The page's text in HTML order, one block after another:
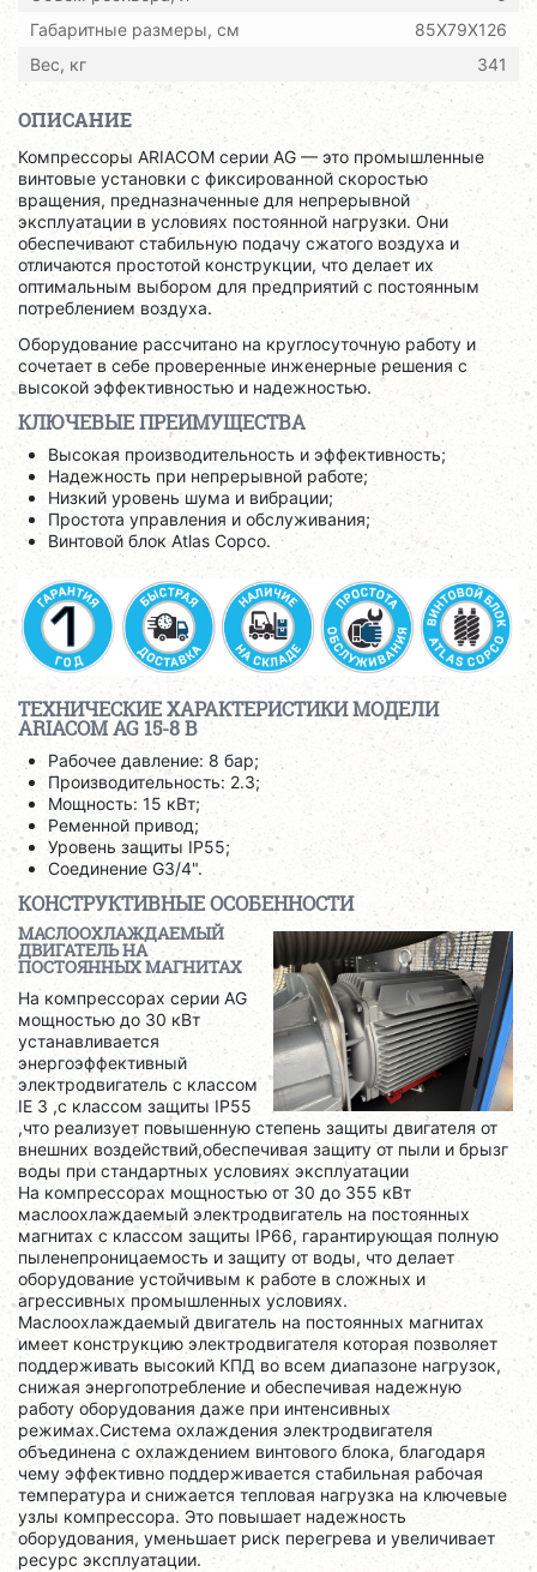
Габаритные размеры, см
85X79X126
Вес, кг
341
ОПИСАНИЕ
Компрессоры ARIACOM серии AG — это промышленные
винтовые установки с фиксированной скоростью
вращения, предназначенные для непрерывной
эксплуатации в условиях постоянной нагрузки. Они
обеспечивают стабильную подачу сжатого воздуха и
отличаются простотой конструкции, что делает их
оптимальным выбором для предприятий с постоянным
потреблением воздуха.
Оборудование рассчитано на круглосуточную работу и
сочетает в себе проверенные инженерные решения с
высокой эффективностью и надежностью.
КЛЮЧЕВЫЕ ПРЕИМУЩЕСТВА
Высокая производительность и эффективность;
Надежность при непрерывной работе;
Низкий уровень шума и вибрации;
Простота управления и обслуживания;
Винтовой блок Atlas Copco.
ТЕХНИЧЕСКИЕ ХАРАКТЕРИСТИКИ МОДЕЛИ
ARIACOM AG 15-8 B
Рабочее давление: 8 бар;
Производительность: 2.3;
Мощность: 15 кВт;
Ременной привод;
Уровень защиты IP55;
Соединение G3/4".
КОНСТРУКТИВНЫЕ ОСОБЕННОСТИ
МАСЛООХЛАЖДАЕМЫЙ
ДВИГАТЕЛЬ НА
ПОСТОЯННЫХ МАГНИТАХ
На компрессорах серии AG
мощностью до 30 кВт
устанавливается
энергоэффективный
электродвигатель с классом
IE 3 ,с классом защиты IP55
,что реализует повышенную степень защиты двигателя от
внешних воздействий,обеспечивая защиту от пыли и брызг
воды при стандартных условиях эксплуатации
На компрессорах мощностью от 30 до 355 кВт
маслоохлаждаемый электродвигатель на постоянных
магнитах с классом защиты IP66, гарантирующая полную
пыленепроницаемость и защиту от воды, что делает
оборудование устойчивым к работе в сложных и
агрессивных промышленных условиях.
Маслоохлаждаемый двигатель на постоянных магнитах
имеет конструкцию электродвигателя которая позволяет
поддерживать высокий КПД во всем диапазоне нагрузок,
снижая энергопотребление и обеспечивая надежную
работу оборудования даже при интенсивных
режимах.Система охлаждения электродвигателя
объединена с охлаждением винтового блока, благодаря
чему эффективно поддерживается стабильная рабочая
температура и снижается тепловая нагрузка на ключевые
узлы компрессора. Это повышает надежность
оборудования, уменьшает риск перегрева и увеличивает
ресурс эксплуатации.